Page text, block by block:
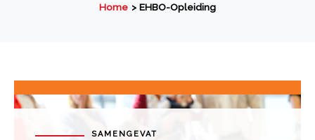
Home
EHBO-Opleiding
SAMENGEVAT